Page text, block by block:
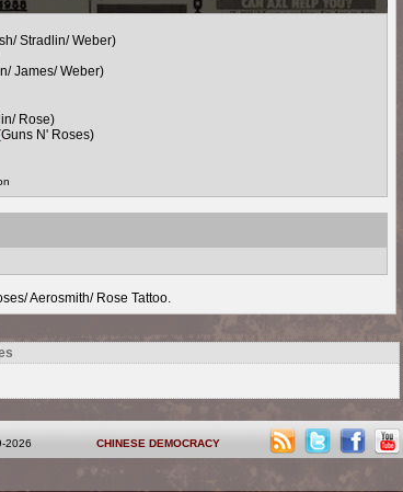
Stradlin/ Weber)
James/ Weber)
Rose)
N' Roses)
Aerosmith/ Rose Tattoo.
2026 CHINESE DEMOCRACY